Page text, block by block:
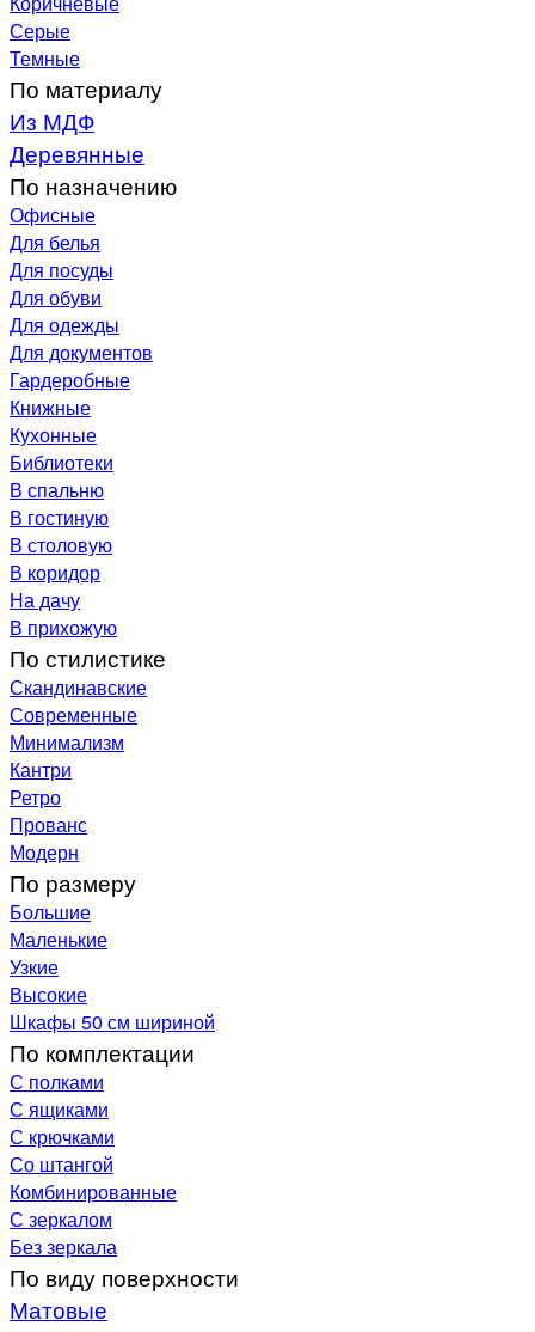
Серые
Темные
По материалу
Из МДФ
Деревянные
По назначению
Офисные
Для белья
Для посуды
Для обуви
Для одежды
Для документов
Гардеробные
Книжные
Кухонные
Библиотеки
В спальню
В гостиную
В столовую
В коридор
На дачу
В прихожую
По стилистике
Скандинавские
Современные
Минимализм
Кантри
Ретро
Прованс
Модерн
По размеру
Большие
Маленькие
Узкие
Высокие
Шкафы 50 см шириной
По комплектации
С полками
С ящиками
С крючками
Со штангой
Комбинированные
С зеркалом
Без зеркала
По виду поверхности
Матовые